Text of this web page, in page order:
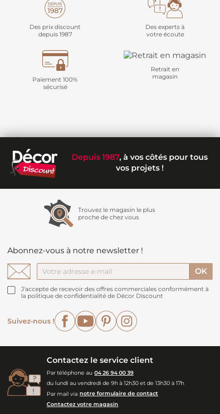
Des prix discount
depuis 1987
Des experts à
votre écoute
Paiement 100%
sécurisé
Retrait en
magasin
Depuis 1987, à vos côtés pour tous
vos projets !
Trouvez le magasin le plus
proche de chez vous
Abonnez-vous à notre newsletter !
J'accepte de recevoir des offres commerciales conformément à
la politique de confidentialité de Décor Discount
Suivez-nous !
FacebookYouTubePinterest
Contactez le service client
Par téléphone au 04 26 94 00 39
du lundi au vendredi de 9h à 12h30 et de 13h30 à 17h
Par mail via notre formulaire de contact
Contactez votre magasin